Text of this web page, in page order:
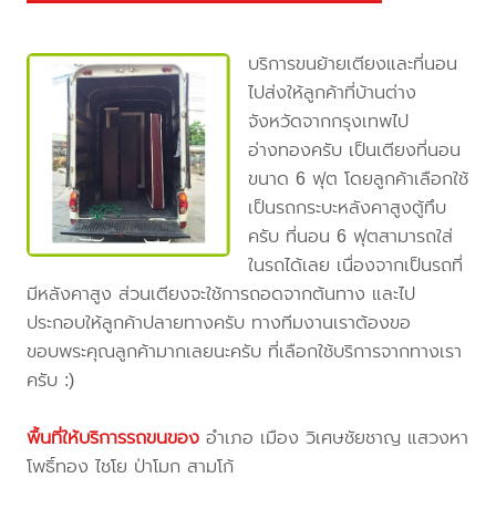
บริการขนย้ายเตียงและที่นอน
ไปส่งให้ลูกค้าที่บ้านต่าง
จังหวัดจากกรุงเทพไป
อ่างทองครับ เป็นเตียงที่นอน
ขนาด 6 ฟุต โดยลูกค้าเลือกใช้
เป็นรถกระบะหลังคาสูงตู้ทึบ
ครับ ที่นอน 6 ฟุตสามารถใส่
ในรถได้เลย เนื่องจากเป็นรถที่
มีหลังคาสูง ส่วนเตียงจะใช้การถอดจากต้นทาง และไป
ประกอบให้ลูกค้าปลายทางครับ ทางทีมงานเราต้องขอ
ขอบพระคุณลูกค้ามากเลยนะครับ ที่เลือกใช้บริการจากทางเรา
ครับ :)
พื้นที่ให้บริการรถขนของ อำเภอ เมือง วิเศษชัยชาญ แสวงหา
โพธิ์ทอง ไชโย ป่าโมก สามโก้